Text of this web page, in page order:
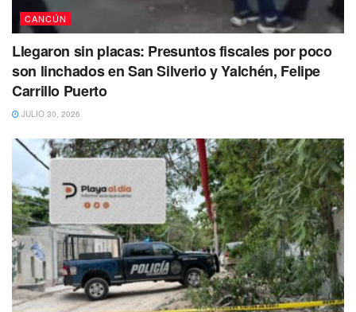
CANCÚN
Llegaron sin placas: Presuntos fiscales por poco
son linchados en San Silverio y Yalchén, Felipe
Carrillo Puerto
JULIO 30, 2026